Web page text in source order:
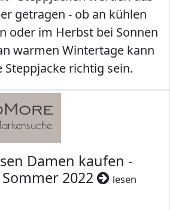
getragen - ob an kühlen
oder im Herbst bei Sonnen
warmen Wintertage kann
Steppjacke richtig sein.
Damen kaufen -
2022
lesen